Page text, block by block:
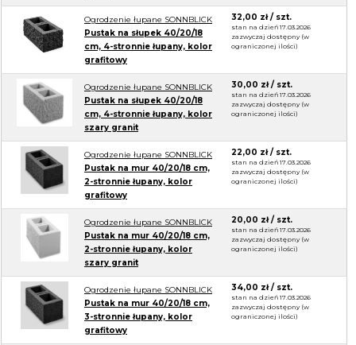
Ogrodzenie łupane SONNBLICK
Pustak na słupek 40/20/18
cm, 4-stronnie łupany, kolor
grafitowy
32,00 zł / szt.
stan na dzień 17.03.2026
zazwyczaj dostępny (w
ograniczonej ilości)
Ogrodzenie łupane SONNBLICK
Pustak na słupek 40/20/18
cm, 4-stronnie łupany, kolor
szary granit
30,00 zł / szt.
stan na dzień 17.03.2026
zazwyczaj dostępny (w
ograniczonej ilości)
Ogrodzenie łupane SONNBLICK
Pustak na mur 40/20/18 cm,
2-stronnie łupany, kolor
grafitowy
22,00 zł / szt.
stan na dzień 17.03.2026
zazwyczaj dostępny (w
ograniczonej ilości)
Ogrodzenie łupane SONNBLICK
Pustak na mur 40/20/18 cm,
2-stronnie łupany, kolor
szary granit
20,00 zł / szt.
stan na dzień 17.03.2026
zazwyczaj dostępny (w
ograniczonej ilości)
Ogrodzenie łupane SONNBLICK
Pustak na mur 40/20/18 cm,
3-stronnie łupany, kolor
grafitowy
34,00 zł / szt.
stan na dzień 17.03.2026
zazwyczaj dostępny (w
ograniczonej ilości)